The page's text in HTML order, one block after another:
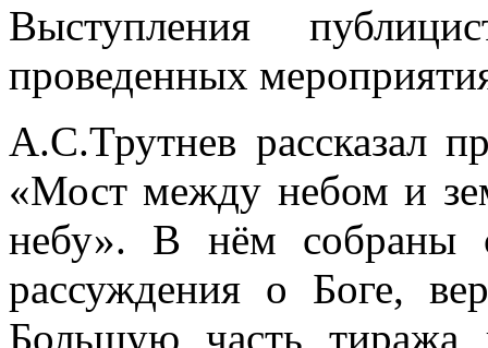
Выступления
проведенных
А.С.Трутнев рассказал
«Мост между небом и
небу». В нём собраны
рассуждения о Боге,
Большую часть тиража